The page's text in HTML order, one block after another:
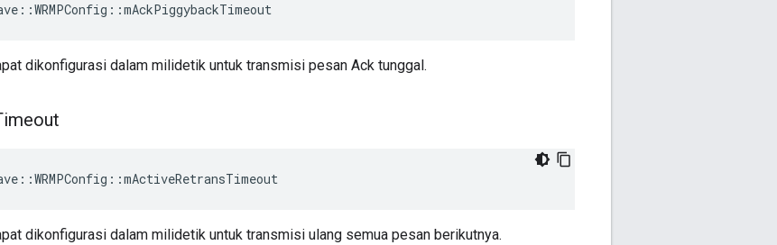
dikonfigurasi dalam milidetik untuk transmisi pesan Ack tunggal.
dikonfigurasi dalam milidetik untuk transmisi ulang semua pesan berikutnya.